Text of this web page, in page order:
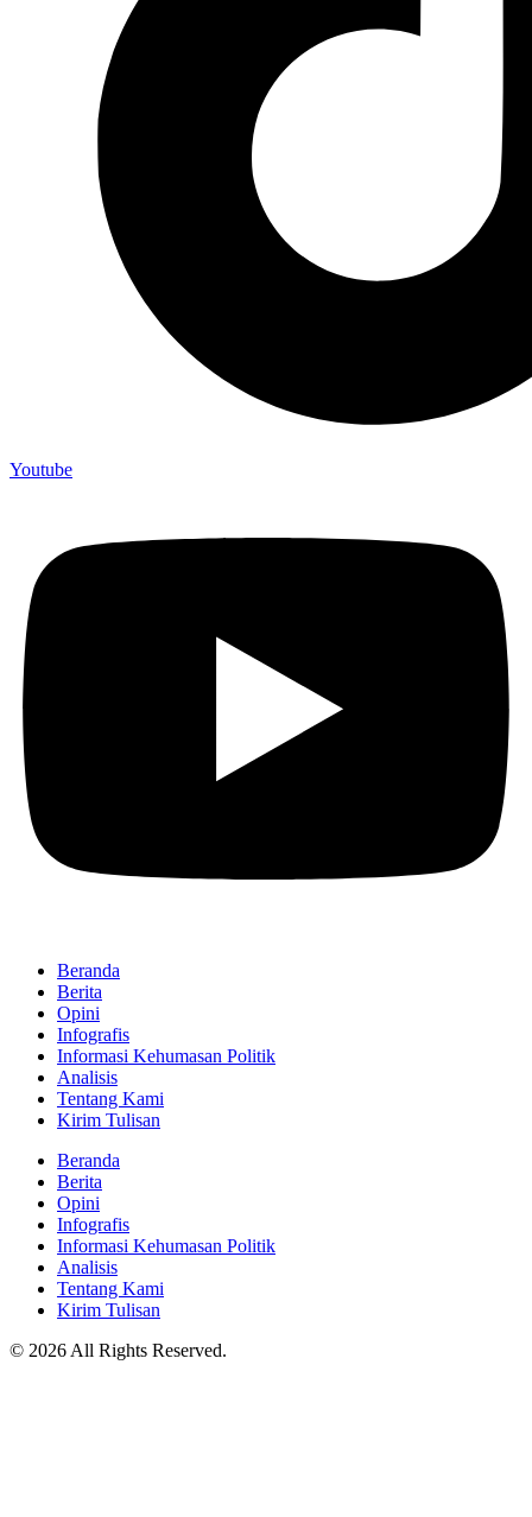
Youtube
Beranda
Berita
Opini
Infografis
Informasi Kehumasan Politik
Analisis
Tentang Kami
Kirim Tulisan
Beranda
Berita
Opini
Infografis
Informasi Kehumasan Politik
Analisis
Tentang Kami
Kirim Tulisan
© 2026 All Rights Reserved.